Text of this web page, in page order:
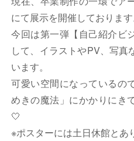
にて展示を開催しております
今回は第一弾【自己紹介ビ
して、イラストやPV、写真
います。
可愛い空間になっているの
めきの魔法」にかかりにき
🤍
※ポスターには土日休館とあ